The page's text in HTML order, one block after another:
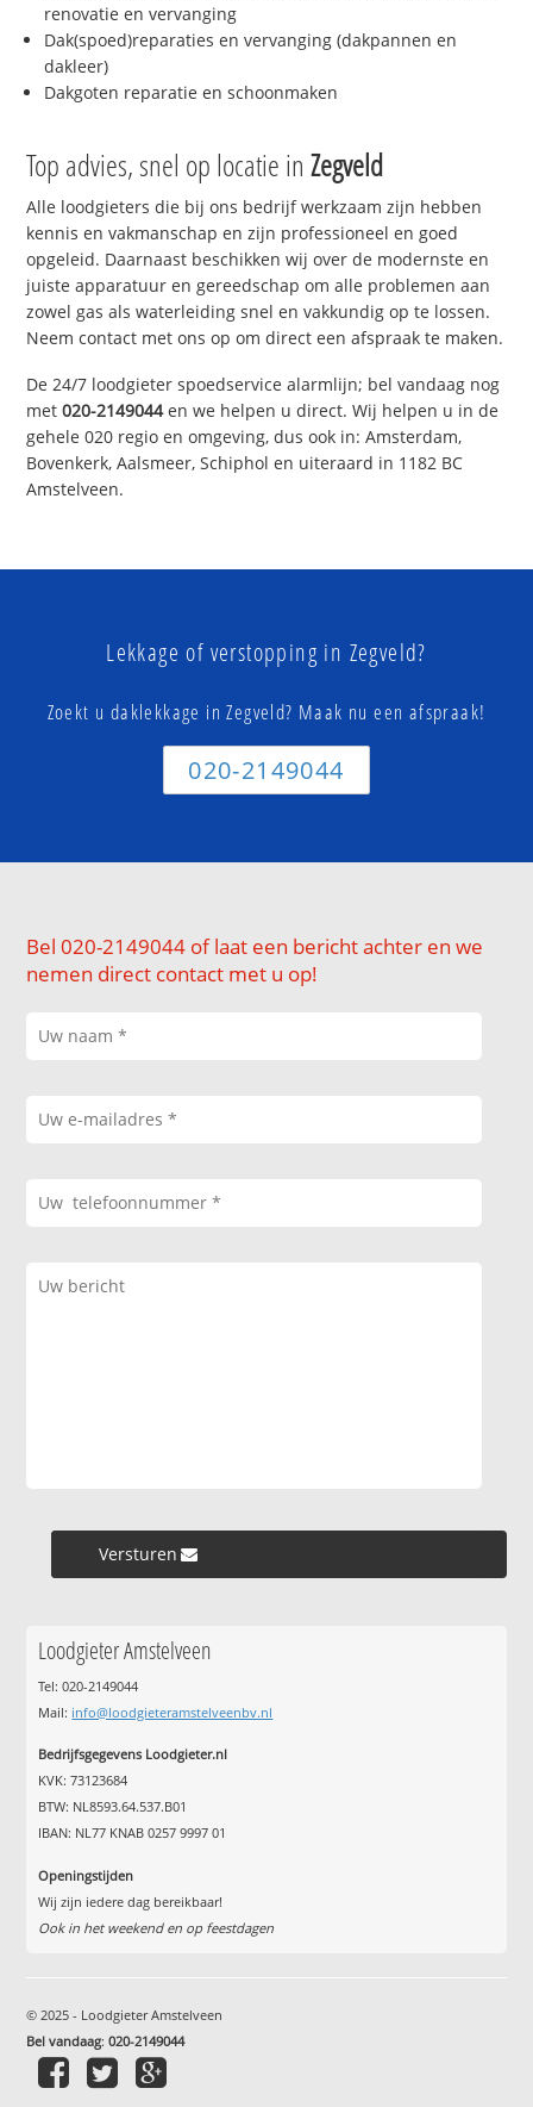
renovatie en vervanging
Dak(spoed)reparaties en vervanging (dakpannen en
dakleer)
Dakgoten reparatie en schoonmaken
Top advies, snel op locatie inZegveld
Alle loodgieters die bij ons bedrijf werkzaam zijn hebben
kennis en vakmanschap en zijn professioneel en goed
opgeleid. Daarnaast beschikken wij over de modernste en
juiste apparatuur en gereedschap om alle problemen aan
zowel gas als waterleiding snel en vakkundig op te lossen.
Neem contact met ons op om direct een afspraak te maken.
De 24/7 loodgieter spoedservice alarmlijn; bel vandaag nog
met020-2149044en we helpen u direct. Wij helpen u in de
gehele 020 regio en omgeving, dus ook in: Amsterdam,
Bovenkerk, Aalsmeer, Schiphol en uiteraard in 1182 BC
Amstelveen.
Lekkage of verstopping in Zegveld?
Zoekt u daklekkage in Zegveld? Maak nu een afspraak!
020-2149044
Bel 020-2149044 of laat een bericht achter en we
nemen direct contact met u op!
Versturen »
Loodgieter Amstelveen
Tel: 020-2149044
Mail: info@loodgieteramstelveenbv.nl
Bedrijfsgegevens Loodgieter.nl
KVK: 73123684
BTW: NL8593.64.537.B01
IBAN: NL77 KNAB 0257 9997 01
Openingstijden
Wij zijn iedere dag bereikbaar!
Ook in het weekend en op feestdagen
© 2025 - Loodgieter Amstelveen
Bel vandaag:020-2149044